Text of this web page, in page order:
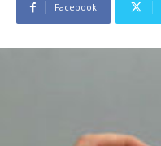
Facebook